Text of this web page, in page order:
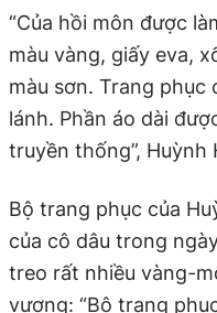
“Của hồi môn được
màu vàng, giấy eva,
màu sơn. Trang phục
lánh. Phần áo dài
truyền thống”, Huỳnh
Bộ trang phục của
của cô dâu trong
treo rất nhiều vàng-
vượng: “Bộ trang